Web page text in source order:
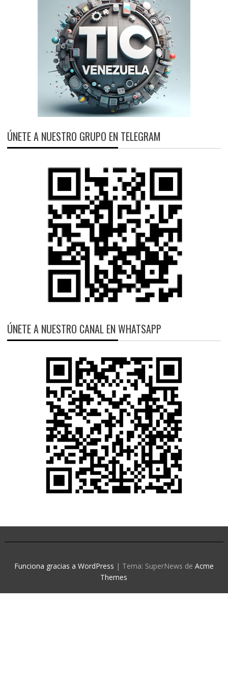
ÚNETE A NUESTRO GRUPO EN TELEGRAM
ÚNETE A NUESTRO CANAL EN WHATSAPP
Funciona gracias a WordPress | Tema: SuperNews de Acme
Themes